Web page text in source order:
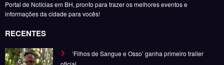
por Felipe Jesus
6 de novembro de 2025
por Felipe Jesus
28 de outubro de 2025